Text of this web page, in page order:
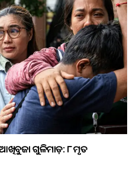
ଆଖିବୁଜା ଗୁଳିମାଡ଼: ୮ ମୃତ